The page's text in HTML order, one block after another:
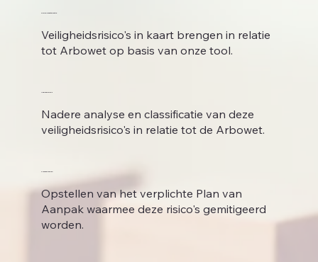
Risico-inventarisatie
Veiligheidsrisico's in kaart brengen in relatie
tot Arbowet op basis van onze tool.
Analyse risico's
Nadere analyse en classificatie van deze
veiligheidsrisico's in relatie tot de Arbowet.
Plan van Aanpak
Opstellen van het verplichte Plan van
Aanpak waarmee deze risico's gemitigeerd
worden.